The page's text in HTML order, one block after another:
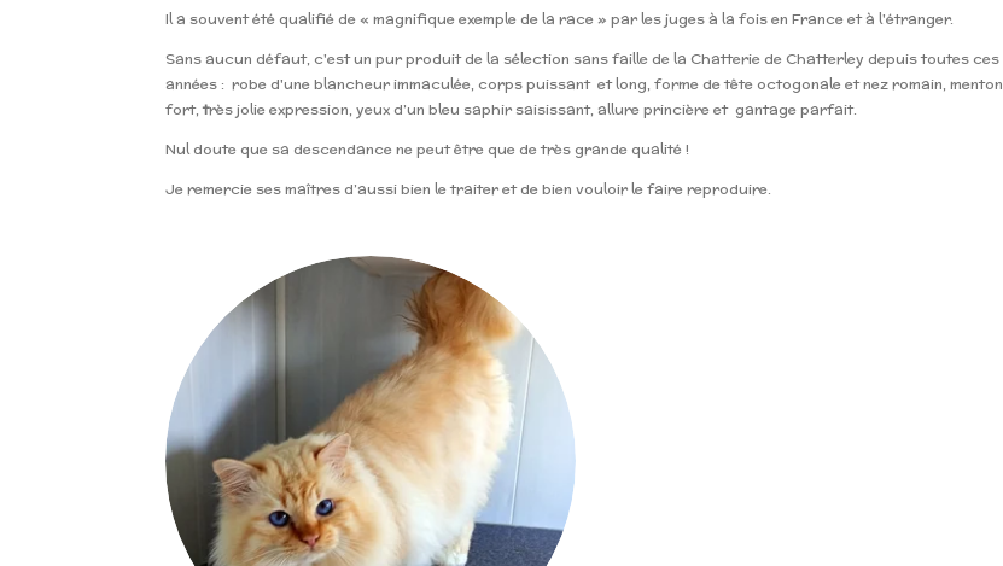
Il a souventété qualifié de « magnifique exemple de la race » par les juges à la fois en France et à l'étranger.
Sans aucun défaut, c'est un pur produit de la sélection sans faille de la Chatterie de Chatterley depuis toutes ces
années : robe d'une blancheur immaculée, corps puissant et long, forme de tête octogonale et nez romain, menton
fort,très jolie expression, yeux d’un bleu saphir saisissant, allure princière et gantage parfait.
Nul doute que sa descendance ne peut être que de très grande qualité !
Je remercie ses maîtres d’aussi bien le traiter et de bien vouloir le faire reproduire.